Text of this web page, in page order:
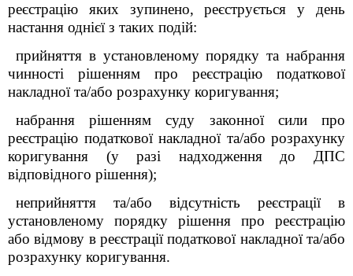
реєстрацію яких зупинено, реєструється у день
настання однієї з таких подій:
прийняття в установленому порядку та набрання
чинності рішенням про реєстрацію податкової
накладної та/або розрахунку коригування;
набрання рішенням суду законної сили про
реєстрацію податкової накладної та/або розрахунку
коригування (у разі надходження до ДПС
відповідного рішення);
неприйняття та/або відсутність реєстрації в
установленому порядку рішення про реєстрацію
або відмову в реєстрації податкової накладної та/або
розрахунку коригування.